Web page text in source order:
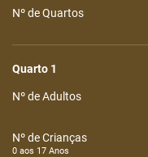
Nº de Quartos
Quarto 1
Nº de Adultos
Nº de Crianças
0 aos 17 Anos